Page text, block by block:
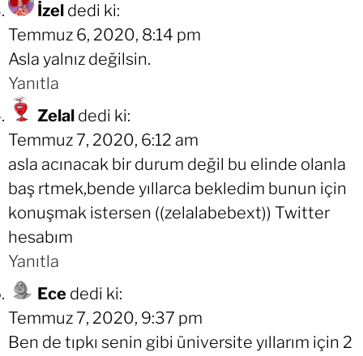
İzel dedi ki:
Temmuz 6, 2020, 8:14 pm
Asla yalnız değilsin.
Yanıtla
Zelal dedi ki:
Temmuz 7, 2020, 6:12 am
asla acınacak bir durum değil bu elinde olanla
baş rtmek,bende yıllarca bekledim bunun için
konuşmak istersen ((zelalabebext)) Twitter
hesabım
Yanıtla
Ece dedi ki:
Temmuz 7, 2020, 9:37 pm
Ben de tıpkı senin gibi üniversite yıllarım için 2